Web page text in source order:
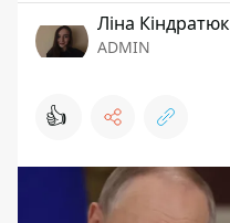
Ліна Кіндратюк
ADMIN
👍